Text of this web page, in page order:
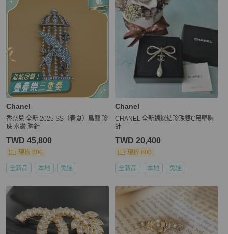
Chanel
香奈兒 全新 2025 SS（春夏）鳥籠 珍
珠 水鑽 胸針
TWD 45,800
現折 800
全新品 本地 免運
Chanel
CHANEL 全新蝴蝶結珍珠雙C吊墜胸
針
TWD 20,400
現折 800
全新品 本地 免運